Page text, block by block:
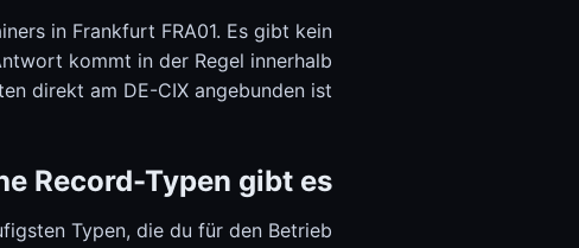
حاسبة
حاسبة in Frankfurt FRA01. Es gibt kein
kommt in der Regel innerhalb
direkt am DE-CIX angebunden ist.
Record-Typen gibt es?
Typen, die du für den Betrieb